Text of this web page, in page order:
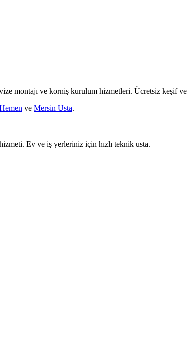
montajı ve korniş kurulum hizmetleri. Ücretsiz keşif
ve Mersin Usta.
Ev ve iş yerleriniz için hızlı teknik usta.